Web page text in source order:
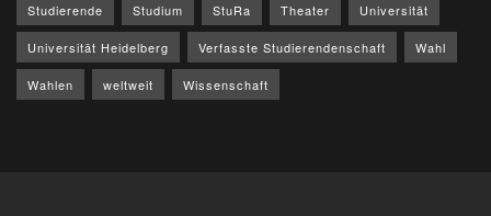
Studierende Studium StuRa Theater Universität
Universität Heidelberg Verfasste Studierendenschaft Wahl
Wahlen weltweit Wissenschaft